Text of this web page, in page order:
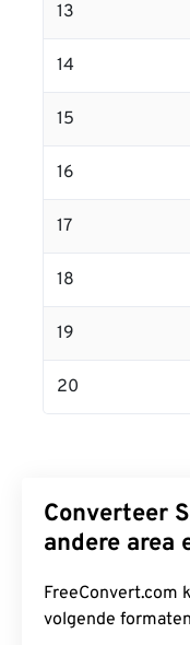
13
14
15
16
17
18
19
20
Converteer
andere area
FreeConvert.com
volgende